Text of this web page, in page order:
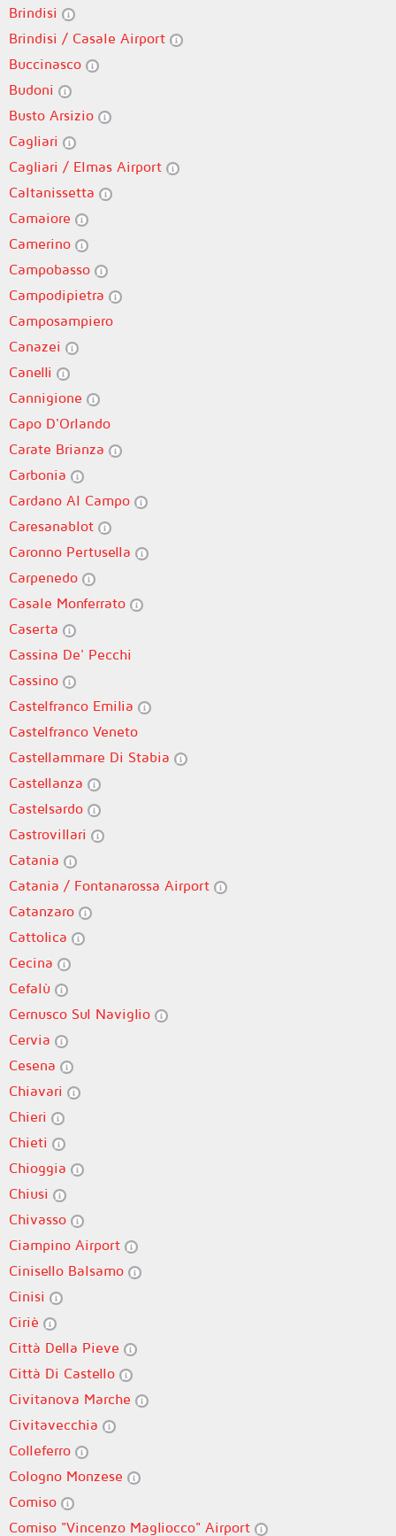
Brindisi
Brindisi / Casale Airport
Buccinasco
Budoni
Busto Arsizio
Cagliari
Cagliari / Elmas Airport
Caltanissetta
Camaiore
Camerino
Campobasso
Campodipietra
Camposampiero
Canazei
Canelli
Cannigione
Capo D'Orlando
Carate Brianza
Carbonia
Cardano Al Campo
Caresanablot
Caronno Pertusella
Carpenedo
Casale Monferrato
Caserta
Cassina De' Pecchi
Cassino
Castelfranco Emilia
Castelfranco Veneto
Castellammare Di Stabia
Castellanza
Castelsardo
Castrovillari
Catania
Catania / Fontanarossa Airport
Catanzaro
Cattolica
Cecina
Cefalù
Cernusco Sul Naviglio
Cervia
Cesena
Chiavari
Chieri
Chieti
Chioggia
Chiusi
Chivasso
Ciampino Airport
Cinisello Balsamo
Cinisi
Ciriè
Città Della Pieve
Città Di Castello
Civitanova Marche
Civitavecchia
Colleferro
Cologno Monzese
Comiso
Comiso "Vincenzo Magliocco" Airport